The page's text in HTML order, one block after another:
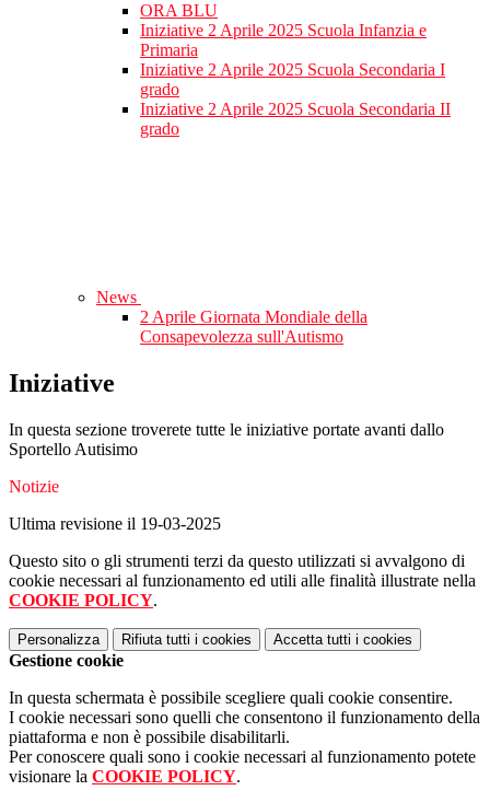
ORA BLU
Iniziative 2 Aprile 2025 Scuola Infanzia e
Primaria
Iniziative 2 Aprile 2025 Scuola Secondaria I
grado
Iniziative 2 Aprile 2025 Scuola Secondaria II
grado
News
2 Aprile Giornata Mondiale della
Consapevolezza sull'Autismo
Iniziative
In questa sezione troverete tutte le iniziative portate avanti dallo
Sportello Autisimo
Notizie
Ultima revisione il 19-03-2025
Questo sito o gli strumenti terzi da questo utilizzati si avvalgono di
cookie necessari al funzionamento ed utili alle finalità illustrate nella
COOKIE POLICY.
Personalizza Rifiuta tutti i cookies Accetta tutti i cookies
Gestione cookie
In questa schermata è possibile scegliere quali cookie consentire.
I cookie necessari sono quelli che consentono il funzionamento della
piattaforma e non è possibile disabilitarli.
Per conoscere quali sono i cookie necessari al funzionamento potete
visionare la COOKIE POLICY.